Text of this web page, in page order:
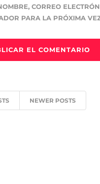
CORREO
PARA LA PRÓXIMA
NEWER POSTS